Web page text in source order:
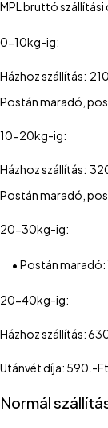
MPL bruttó szállítási
0-10kg-ig:
Házhoz szállítás:
Postán maradó,
10-20kg-ig:
Házhoz szállítás:
Postán maradó,
20-30kg-ig:
• Postán maradó:
20-40kg-ig:
Házhoz szállítás:
Utánvét díja: 590.-Ft
Normál